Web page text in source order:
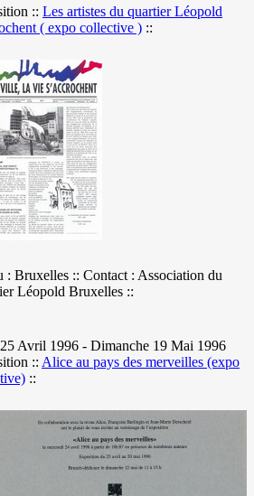
:: Les artistes du quartier Léopold
( expo collective ) ::
: Bruxelles :: Contact : Association du
Léopold Bruxelles ::
Avril 1996 - Dimanche 19 Mai 1996
:: Alice au pays des merveilles (expo
::